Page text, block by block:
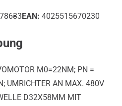
EAN: 4025515670230
M0=22NM; PN =
UMRICHTER AN MAX. 480V
D32X58MM MIT